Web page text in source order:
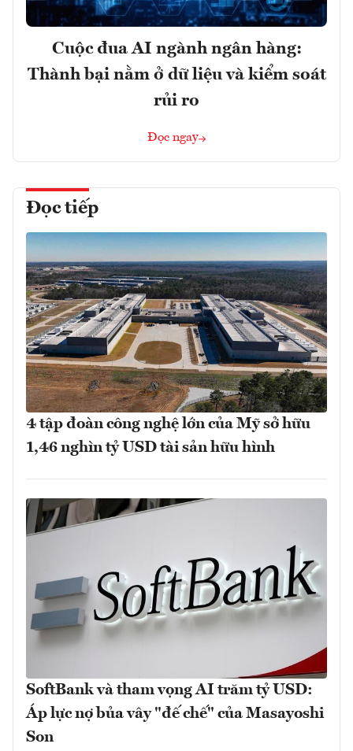
Cuộc đua AI ngành ngân hàng:
Thành bại nằm ở dữ liệu và kiểm soát
rủi ro
Đọc ngay
Đọc tiếp
4 tập đoàn công nghệ lớn của Mỹ sở hữu
1,46 nghìn tỷ USD tài sản hữu hình
SoftBank và tham vọng AI trăm tỷ USD:
Áp lực nợ bủa vây "đế chế" của Masayoshi
Son